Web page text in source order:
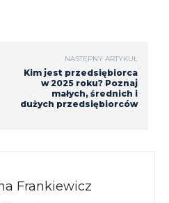
NASTĘPNY ARTYKUŁ
Kim jest przedsiębiorca
w 2025 roku? Poznaj
małych, średnich i
dużych przedsiębiorców
Frankiewicz